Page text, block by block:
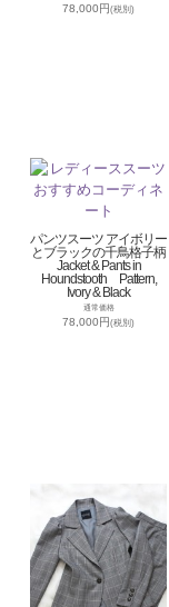
78,000円(税別)
パンツスーツ アイボリー
とブラックの千鳥格子柄
Jacket & Pants in
Houndstooth Pattern,
Ivory & Black
通常価格
78,000円(税別)